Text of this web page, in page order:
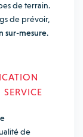
de terrain.
de prévoir,
sur-mesure.
de